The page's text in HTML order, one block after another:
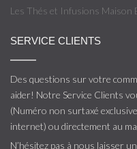
Les Thés et Infusions Maison
SERVICE CLIENTS
Des questions sur votre
aider! Notre Service Clients
(Numéro non surtaxé
internet) ou directement au
N’hésitez pas à nous laisser